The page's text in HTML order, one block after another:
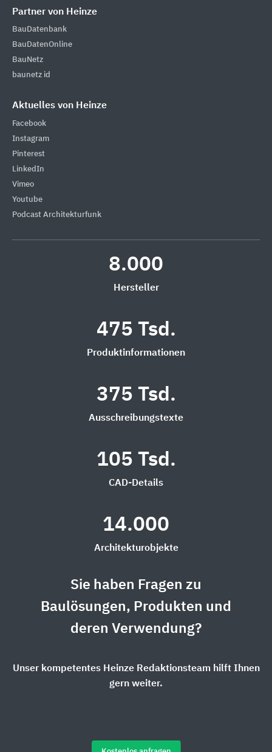
Partner von Heinze
BauDatenbank
BauDatenOnline
BauNetz
baunetz id
Aktuelles von Heinze
Facebook
Instagram
Pinterest
LinkedIn
Vimeo
Youtube
Podcast Architekturfunk
8.000
Hersteller
475 Tsd.
Produktinformationen
375 Tsd.
Ausschreibungstexte
105 Tsd.
CAD-Details
14.000
Architekturobjekte
Sie haben Fragen zu
Baulösungen, Produkten und
deren Verwendung?
Unser kompetentes Heinze Redaktionsteam hilft Ihnen
gern weiter.